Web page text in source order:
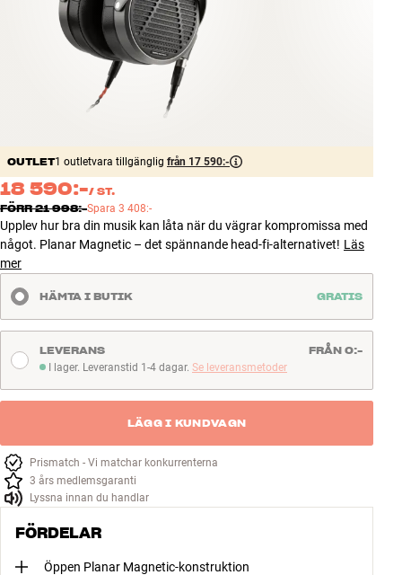
Tillbehör
INSPIRATION
MÄRKEN
ERBJUDANDEN
Hitta Butik
Kundtjänst
Bygg med ljud
OUTLET1 outletvara tillgänglig från 17 590:-
18 590:-/ ST.
FÖRR21 998:-Spara 3 408:-
Upplev hur bra din musik kan låta när du vägrar kompromissa med
något. Planar Magnetic – det spännande head-fi-alternativet! Läs
mer
HÄMTA I BUTIK GRATIS
I lager. Leveranstid 1-4 dagar
I lager. Leveranstid 1-4 dagar. Se leveransmetoder
LEVERANS FRÅN 0:-
LÄGG I KUNDVAGN
Prismatch - Vi matchar konkurrenterna
3 års medlemsgaranti
Lyssna innan du handlar
FÖRDELAR
Öppen Planar Magnetic-konstruktion